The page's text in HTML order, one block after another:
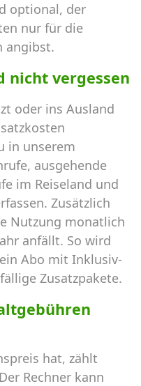
optional, der
nur für die
angibst.
nicht vergessen
oder ins Ausland
in unserem
ausgehende
im Reiseland und
Zusätzlich
Nutzung monatlich
anfällt. So wird
Abo mit Inklusiv-
Zusatzpakete.
hat, zählt
Rechner kann